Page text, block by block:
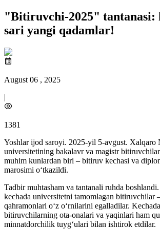
"Bitiruvchi-2025" tantanasi:
sari yangi qadamlar!
August 06 , 2025
|
1381
Yoshlar ijod saroyi. 2025-yil 5-avgust. Xalqaro
universitetining bakalavr va magistr
muhim kunlardan biri – bitiruv kechasi va
marosimi o‘tkazildi.
Tadbir muhtasham va tantanali ruhda
kechada universitetni tamomlagan bitiruvchilar
qahramonlari o‘z o‘rnilarini egalladilar.
bitiruvchilarning ota-onalari va yaqinlari ham
minnatdorchilik tuyg‘ulari bilan ishtirok etdilar.